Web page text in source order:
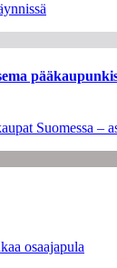
Suomessa –
osaajapula